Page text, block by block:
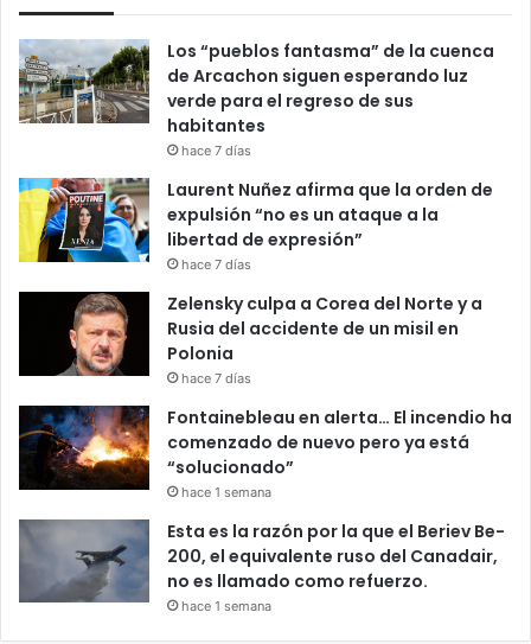
Los “pueblos fantasma” de la cuenca
de Arcachon siguen esperando luz
verde para el regreso de sus
habitantes
hace 7 días
Laurent Nuñez afirma que la orden de
expulsión “no es un ataque a la
libertad de expresión”
hace 7 días
Zelensky culpa a Corea del Norte y a
Rusia del accidente de un misil en
Polonia
hace 7 días
Fontainebleau en alerta… El incendio ha
comenzado de nuevo pero ya está
“solucionado”
hace 1 semana
Esta es la razón por la que el Beriev Be-
200, el equivalente ruso del Canadair,
no es llamado como refuerzo.
hace 1 semana